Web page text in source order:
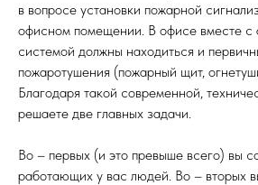
в вопросе установки пожарной
офисном помещении. В офисе вместе с
системой должны находиться и
пожаротушения (пожарный щит,
Благодаря такой современной,
решаете две главных задачи.
Во – первых (и это превыше всего) вы
работающих у вас людей. Во – вторых